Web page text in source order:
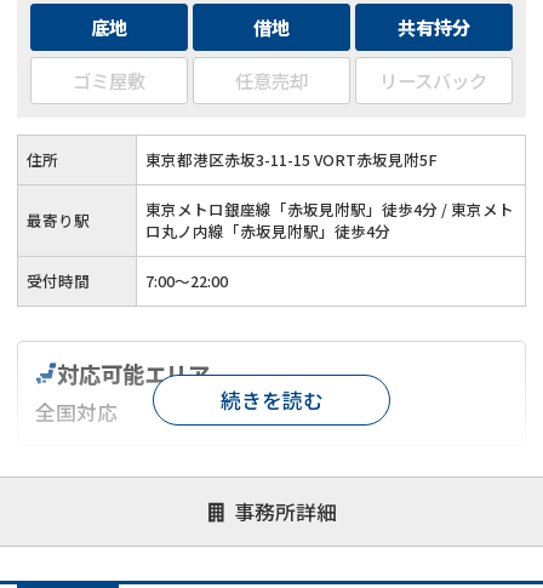
底地
借地
共有持分
ゴミ屋敷
任意売却 リースバック
住所 東京都港区赤坂3-11-15 VORT赤坂見附5F
最寄り駅
東京メトロ銀座線「赤坂見附駅」徒歩4分 / 東京メト
ロ丸ノ内線「赤坂見附駅」徒歩4分
受付時間 7:00〜22:00
事務所詳細
対応可能エリア
全国対応
対応が親身 オンライン面談可能
レスポンスが早い
1億円以上の買取可
続きを読む